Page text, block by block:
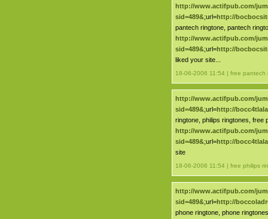
http://www.actifpub.com/
sid=489&;url=http://
pantech ringtone, pantech
http://www.actifpub.com/
sid=489&;url=http://
liked your site...
18-06-2006 11:54 | free
http://www.actifpub.com/
sid=489&;url=http://
ringtone, philips ringtones, free
http://www.actifpub.com/
sid=489&;url=http://
site
18-06-2006 11:54 | free philips
http://www.actifpub.com/
sid=489&;url=http://
phone ringtone, phone